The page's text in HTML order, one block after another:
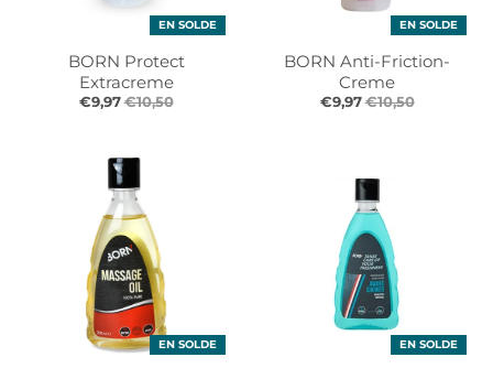
EN SOLDE
BORN Protect
Extracreme
€9,97€10,50
EN SOLDE
BORN Anti-Friction-
Creme
€9,97€10,50
EN SOLDE EN SOLDE